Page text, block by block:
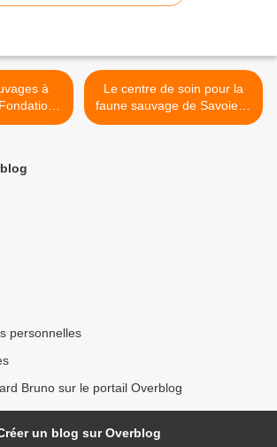
une
Le centre de soin pour la
faune sauvage de Savoie et
de Haute-Savoie lance un
personnelles
Bruno sur le portail Overblog
un blog sur Overblog